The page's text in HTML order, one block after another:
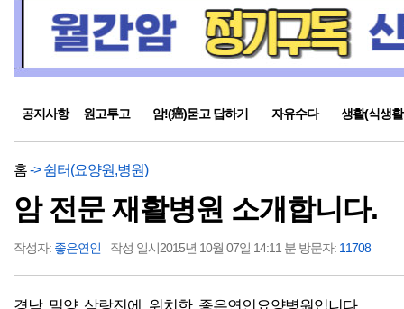
공지사항 원고투고 암!(癌)묻고 답하기 자유수다 생활(식생
홈-> 쉼터(요양원,병원)
암 전문 재활병원 소개합니다.
작성자: 좋은연인 작성 일시2015년 10월 07일 14:11 분 방문자: 11708